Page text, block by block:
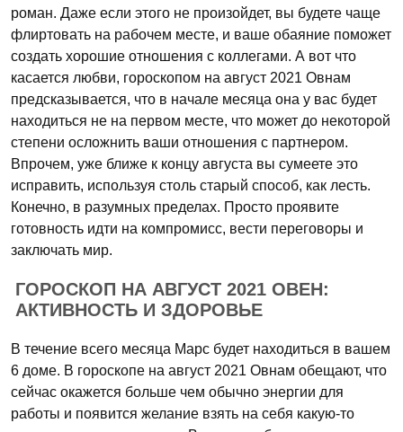
роман. Даже если этого не произойдет, вы будете чаще
флиртовать на рабочем месте, и ваше обаяние поможет
создать хорошие отношения с коллегами. А вот что
касается любви, гороскопом на август 2021 Овнам
предсказывается, что в начале месяца она у вас будет
находиться не на первом месте, что может до некоторой
степени осложнить ваши отношения с партнером.
Впрочем, уже ближе к концу августа вы сумеете это
исправить, используя столь старый способ, как лесть.
Конечно, в разумных пределах. Просто проявите
готовность идти на компромисс, вести переговоры и
заключать мир.
ГОРОСКОП НА АВГУСТ 2021 ОВЕН:
АКТИВНОСТЬ И ЗДОРОВЬЕ
В течение всего месяца Марс будет находиться в вашем
6 доме. В гороскопе на август 2021 Овнам обещают, что
сейчас окажется больше чем обычно энергии для
работы и появится желание взять на себя какую-то